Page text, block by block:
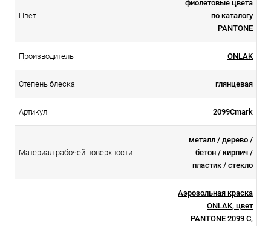
Цвет
фиолетовые цвета
по каталогу
PANTONE
Производитель ONLAK
Степень блеска глянцевая
Артикул 2099Cmark
Материал рабочей поверхности
металл / дерево /
бетон / кирпич /
пластик / стекло
Аэрозольная краска
ONLAK, цвет
PANTONE 2099 C,